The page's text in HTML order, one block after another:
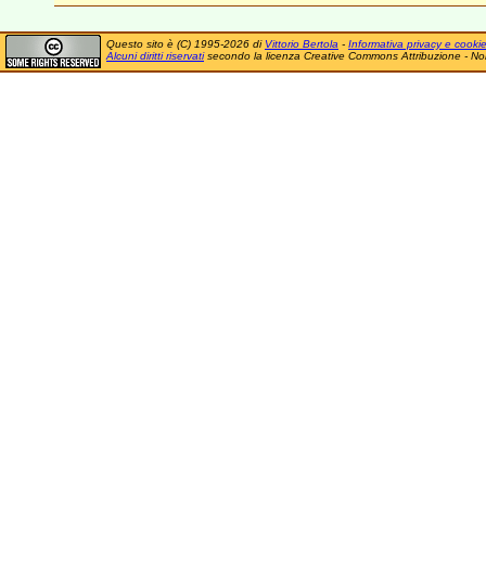
Questo sito è (C) 1995-2026 di Vittorio Bertola - Informativa privacy e cookie
Alcuni diritti riservatisecondo la licenza Creative Commons Attribuzione -